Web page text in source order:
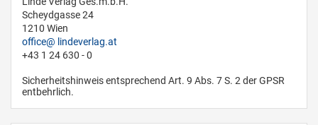
Scheydgasse 24
1210 Wien
office
lindeverlag.at
+43 1 24 630 - 0
Sicherheitshinweis entsprechend Art. 9 Abs. 7 S. 2 der GPSR
entbehrlich.